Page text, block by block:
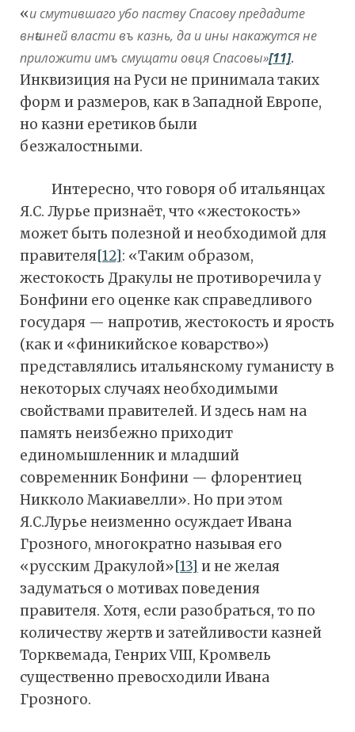
«и смутившаго убо паству Спасову предадите
внѣшней власти въ казнь, да и ины накажутся не
приложити имъ смущати овця Спасовы»[11].
Инквизиция на Руси не принимала таких
форм и размеров, как в Западной Европе,
но казни еретиков были
безжалостными.
Интересно, что говоря об итальянцах
Я.С. Лурье признаёт, что «жестокость»
может быть полезной и необходимой для
правителя[12]: «Таким образом,
жестокость Дракулы не противоречила у
Бонфини его оценке как справедливого
государя — напротив, жестокость и ярость
(как и «финикийское коварство»)
представлялись итальянскому гуманисту в
некоторых случаях необходимыми
свойствами правителей. И здесь нам на
память неизбежно приходит
единомышленник и младший
современник Бонфини — флорентиец
Никколо Макиавелли». Но при этом
Я.С.Лурье неизменно осуждает Ивана
Грозного, многократно называя его
«русским Дракулой»[13] и не желая
задуматься о мотивах поведения
правителя. Хотя, если разобраться, то по
количеству жертв и затейливости казней
Торквемада, Генрих VIII, Кромвель
существенно превосходили Ивана
Грозного.